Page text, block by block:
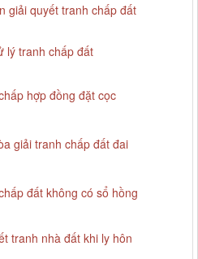
giải quyết tranh chấp đất
lý tranh chấp đất
hợp đồng đặt cọc
giải tranh chấp đất đai
đất không có sổ hồng
tranh nhà đất khi ly hôn